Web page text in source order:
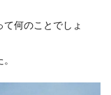
て何のことでしょ